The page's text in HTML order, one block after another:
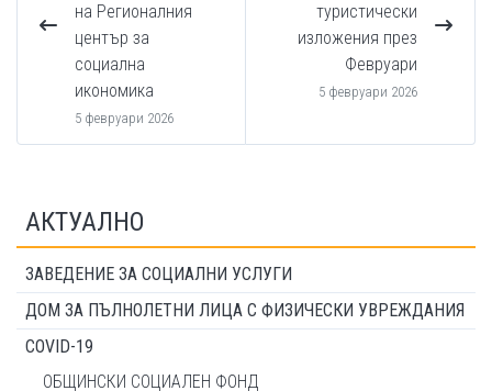
на Регионалния
център за
социална
икономика
5 февруари 2026
туристически
изложения през
Февруари
5 февруари 2026
АКТУАЛНО
ЗАВЕДЕНИЕ ЗА СОЦИАЛНИ УСЛУГИ
ДОМ ЗА ПЪЛНОЛЕТНИ ЛИЦА С ФИЗИЧЕСКИ УВРЕЖДАНИЯ
COVID-19
ОБЩИНСКИ СОЦИАЛЕН ФОНД